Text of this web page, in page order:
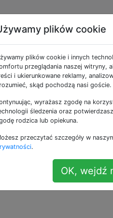
dość duży, waży 160
„sesji tworzenia kopii
zewnętrznym, w jaki
po prostu usunąć ten
plików cookie
plików cookie i innych
przeglądania naszej witryny,
i ukierunkowane reklamy,
skąd pochodzą nasi goście.
wyrażasz zgodę na
śledzenia oraz
rodzica lub opiekuna.
przeczytać szczegóły w
.
OK, wejdź